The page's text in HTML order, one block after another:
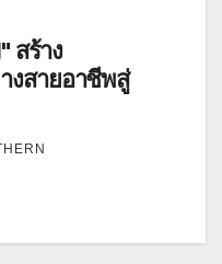
สร้าง
งสายอาชีพสู่